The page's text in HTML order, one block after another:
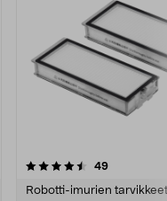
49arvostelut
Robotti-imurien tarvikkeet
4.5 viidestä